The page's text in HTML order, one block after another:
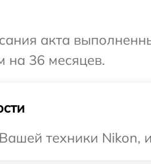
акта
на 36 месяцев.
техники Nikon,